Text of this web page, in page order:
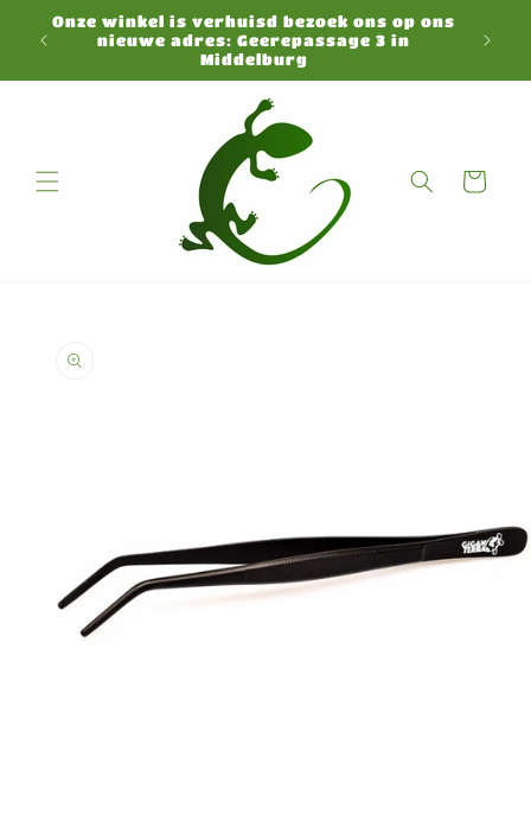
naar de
content
Onze winkel is verhuisd bezoek ons op ons
nieuwe adres: Geerepassage 3 in
Middelburg
Winkelwagen